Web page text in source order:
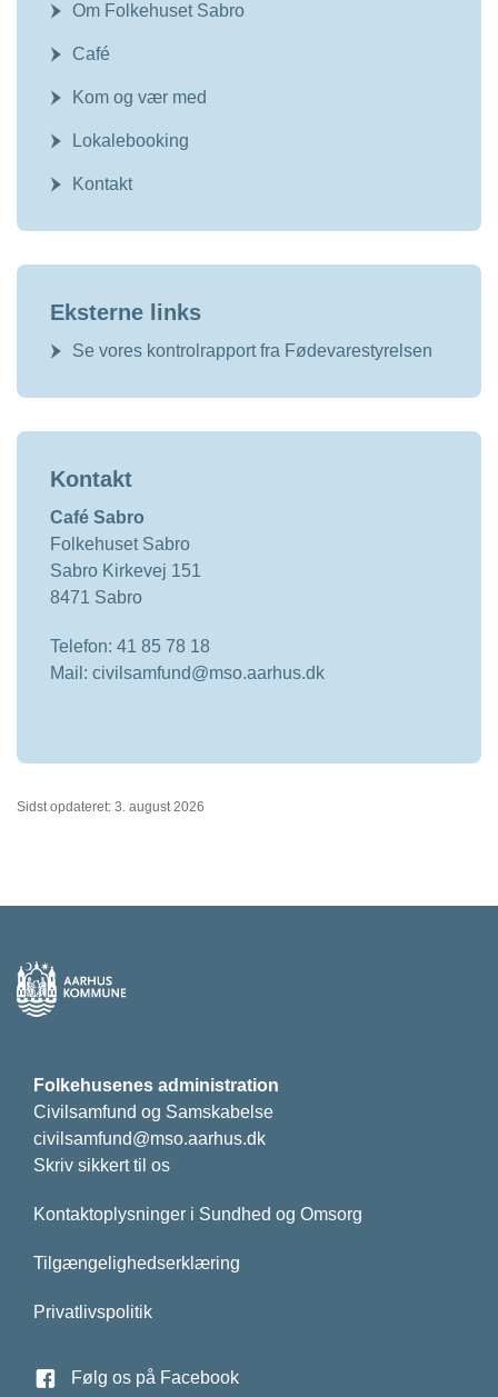
Om Folkehuset Sabro
Café
Kom og vær med
Lokalebooking
Kontakt
Eksterne links
Se vores kontrolrapport fra Fødevarestyrelsen
Kontakt
Café Sabro
Folkehuset Sabro
Sabro Kirkevej 151
8471 Sabro
Telefon: 41 85 78 18
Mail: civilsamfund@mso.aarhus.dk
Sidst opdateret: 3. august 2026
Folkehusenes administration
Civilsamfund og Samskabelse
civilsamfund@mso.aarhus.dk
Skriv sikkert til os
Kontaktoplysninger i Sundhed og Omsorg
Tilgængelighedserklæring
Privatlivspolitik
Følg os på Facebook